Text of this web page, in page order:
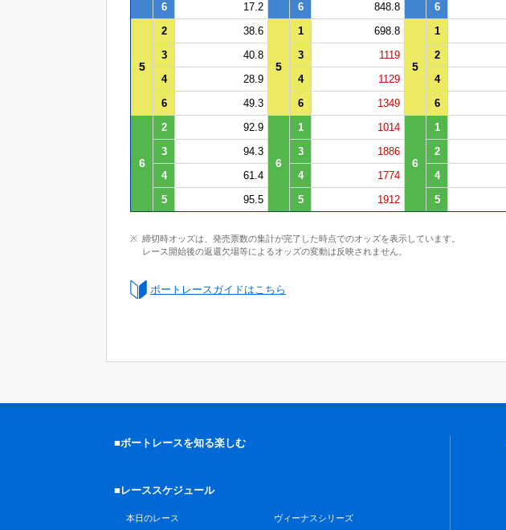
6
17.2 6 848.8 6
5
2 38.6
5
1 698.8
5
1
3
40.8 3 1119 2
4
28.9 4 1129 4
6
49.3 6 1349 6
6
2 92.9
6
1 1014
6
1
3
94.3 3 1886 2
4
61.4 4 1774 4
5
95.5 5 1912 5
締切時オッズは、発売票数の集計が完了した時点でのオッズを表示しています。
レース開始後の返還欠場等によるオッズの変動は反映されません。
ボートレースガイドはこちら
■ボートレースを知る楽しむ
■レーススケジュール
本日のレース ヴィーナスシリーズ